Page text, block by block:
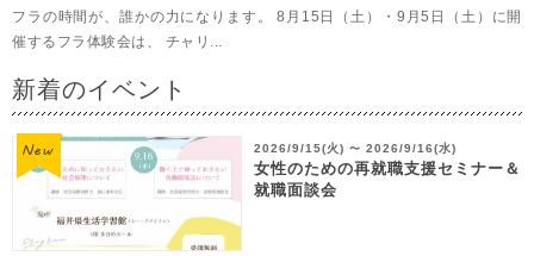
フラの時間が、誰かの力になります。 8月15日（土）・9月5日（土）に開
催するフラ体験会は、 チャリ...
新着のイベント
2026/9/15(火) 〜 2026/9/16(水)
女性のための再就職支援セミナー＆
就職面談会